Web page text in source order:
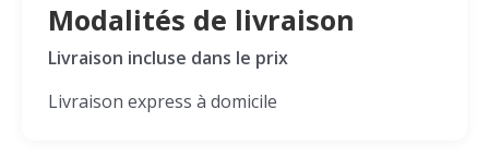
Modalités de livraison
Livraison incluse dans le prix
Livraison express à domicile